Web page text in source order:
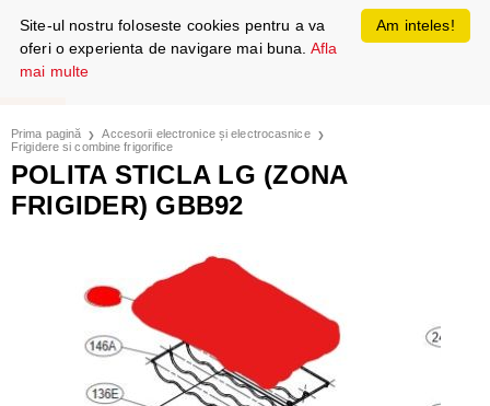
Prima pagină
Accesorii electronice și electrocasnice
Frigidere si combine frigorifice
POLITA STICLA LG (ZONA
FRIGIDER) GBB92
Am inteles!
Site-ul nostru foloseste cookies pentru a va
oferi o experienta de navigare mai buna. Afla
mai multe